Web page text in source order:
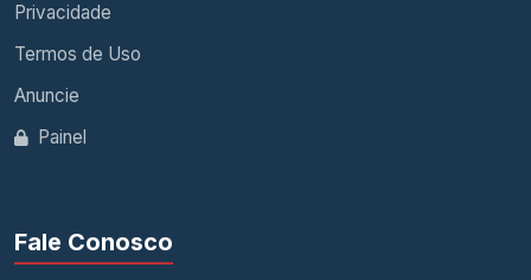
Privacidade
Termos de Uso
Anuncie
Painel
Fale Conosco